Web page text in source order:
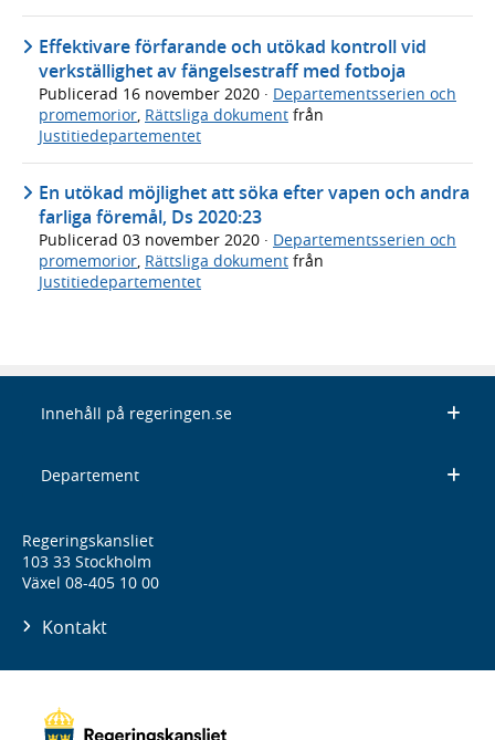
Effektivare förfarande och utökad kontroll vid
verkställighet av fängelsestraff med fotboja
Publicerad 16 november 2020 · Departementsserien och
promemorior Rättsliga dokument från
Justitiedepartementet
En utökad möjlighet att söka efter vapen och andra
farliga föremål, Ds 2020:23
Publicerad 03 november 2020 · Departementsserien och
promemorior, Rättsliga dokument från
Justitiedepartementet
Innehåll på regeringen.se
Departement
Regeringskansliet
103 33 Stockholm
Växel 08-405 10 00
Kontakt